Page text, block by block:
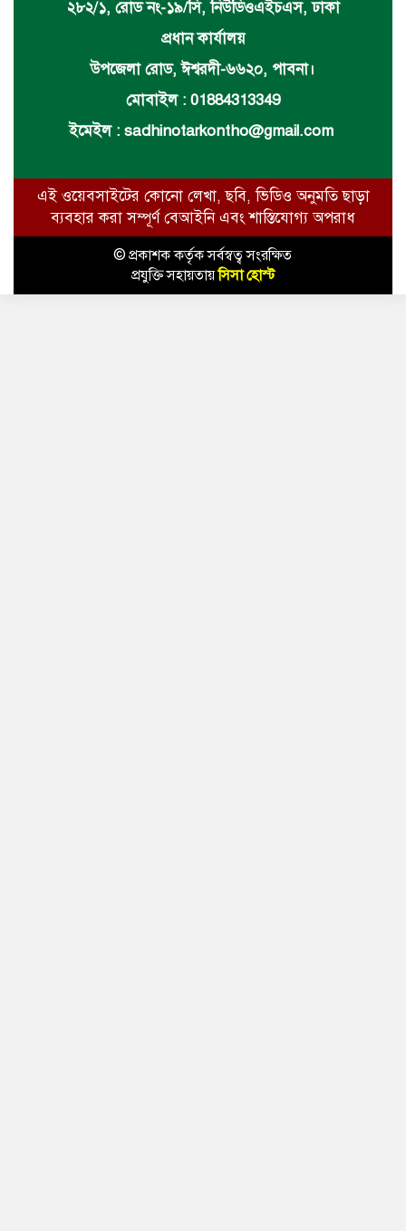
২৮২/১, রোড নং-১৯/সি, নিউডিওএইচএস, ঢাকা
প্রধান কার্যালয়
উপজেলা রোড, ঈশ্বরদী-৬৬২০, পাবনা।
মোবাইল : 01884313349
ইমেইল : sadhinotarkontho@gmail.com
এই ওয়েবসাইটের কোনো লেখা, ছবি, ভিডিও অনুমতি ছাড়া
ব্যবহার করা সম্পূর্ণ বেআইনি এবং শাস্তিযোগ্য অপরাধ
© প্রকাশক কর্তৃক সর্বস্বত্ব সংরক্ষিত
প্রযুক্তি সহায়তায়সিসা হোস্ট